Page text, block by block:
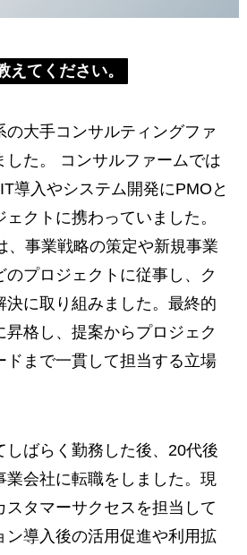
てください。
の大手コンサルティングファ
した。 コンサルファームでは
導入やシステム開発にPMOと
クトに携わっていました。
、事業戦略の策定や新規事業
プロジェクトに従事し、ク
決に取り組みました。最終的
昇格し、提案からプロジェク
ドまで一貫して担当する立場
しばらく勤務した後、20代後
業会社に転職をしました。現
スタマーサクセスを担当して
ン導入後の活用促進や利用拡